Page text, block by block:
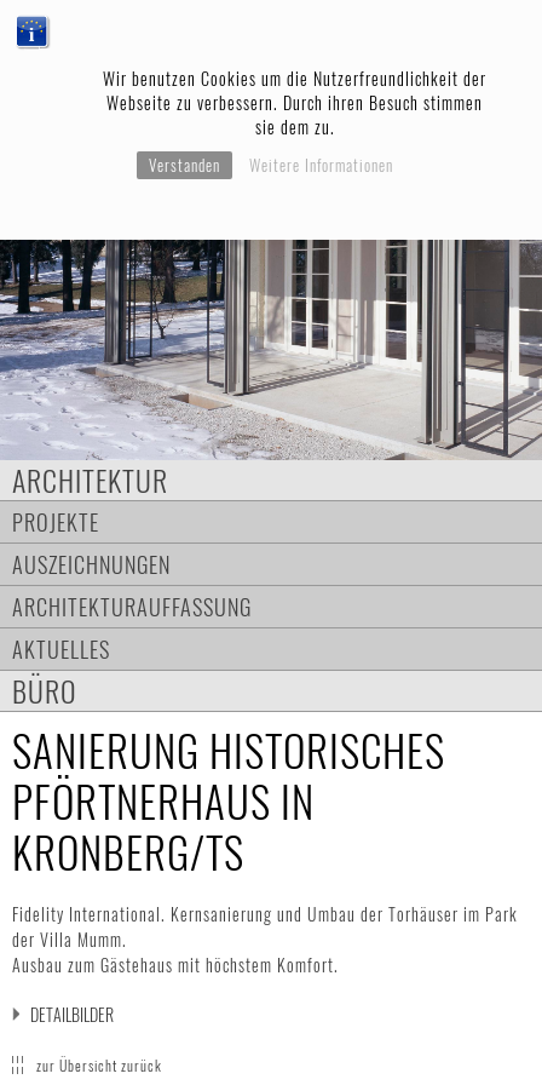
Wir benutzen Cookies um die Nutzerfreundlichkeit der
Webseite zu verbessern. Durch ihren Besuch stimmen
sie dem zu.
Verstanden Weitere Informationen
ARCHITEKTUR
PROJEKTE
AUSZEICHNUNGEN
ARCHITEKTURAUFFASSUNG
AKTUELLES
BÜRO
SANIERUNG HISTORISCHES
PFÖRTNERHAUS IN
KRONBERG/TS
Fidelity International. Kernsanierung und Umbau der Torhäuser im Park
der Villa Mumm.
Ausbau zum Gästehaus mit höchstem Komfort.
DETAILBILDER
zur Übersicht zurück